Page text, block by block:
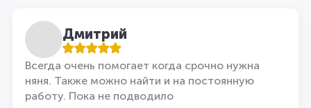
Дмитрий
Всегда очень помогает когда срочно нужна
няня. Также можно найти и на постоянную
работу. Пока не подводило